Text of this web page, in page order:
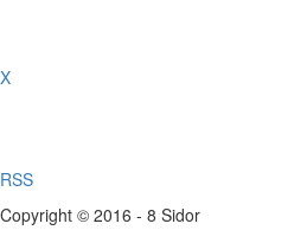
X
RSS
Copyright © 2016 - 8 Sidor